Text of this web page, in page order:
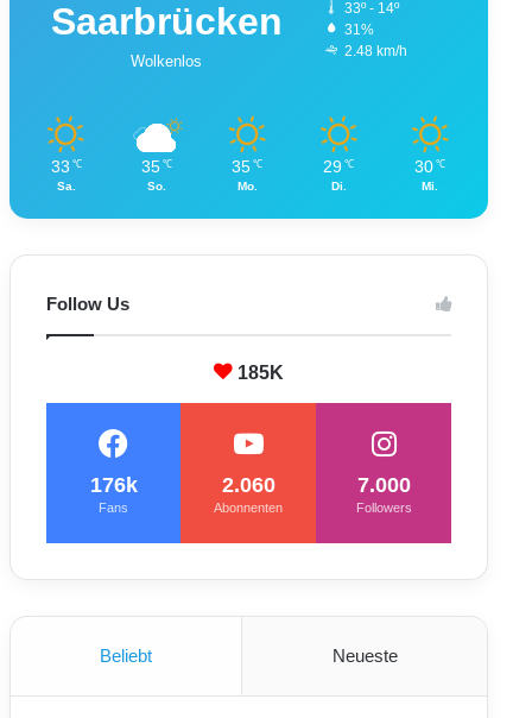
Saarbrücken
Wolkenlos
33º - 14º
31%
2.48 km/h
33 ℃
Sa.
35 ℃
So.
35 ℃
Mo.
29 ℃
Di.
30 ℃
Mi.
Follow Us
185K
176k
Fans
2.060
Abonnenten
7.000
Followers
Beliebt Neueste